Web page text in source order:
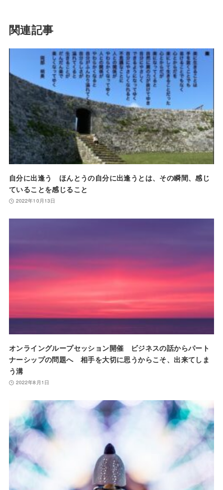
関連記事
自分に出逢う ほんとうの自分に出逢うとは、その瞬間、感じ
ていることを感じること
2022年10月13日
オンライングループセッション開催 ビジネスの話からパート
ナーシップの問題へ 相手を大切に思うからこそ、出来てしま
う溝
2022年8月1日